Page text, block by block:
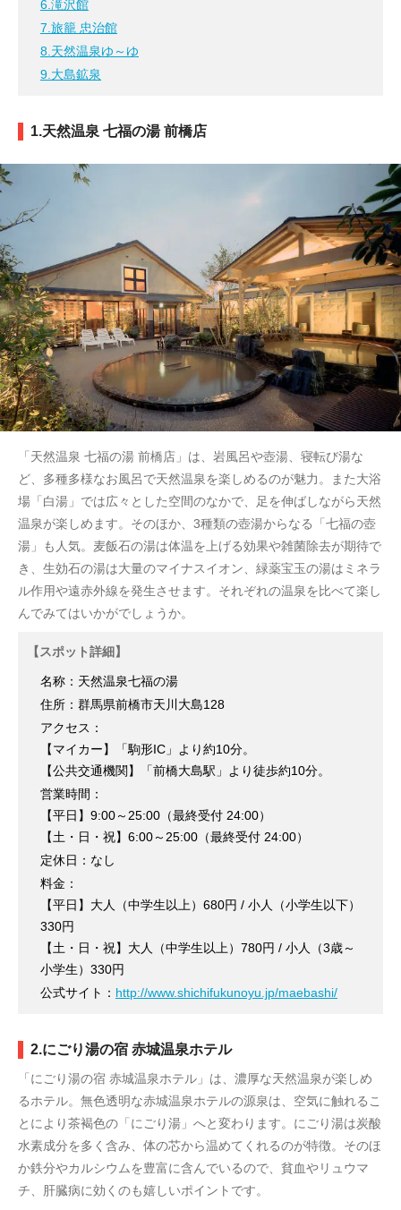
6.滝沢館
7.旅籠 忠治館
8.天然温泉ゆ～ゆ
9.大島鉱泉
1.天然温泉 七福の湯 前橋店
「天然温泉 七福の湯 前橋店」は、岩風呂や壺湯、寝転び湯な
ど、多種多様なお風呂で天然温泉を楽しめるのが魅力。また大浴
場「白湯」では広々とした空間のなかで、足を伸ばしながら天然
温泉が楽しめます。そのほか、3種類の壺湯からなる「七福の壺
湯」も人気。麦飯石の湯は体温を上げる効果や雑菌除去が期待で
き、生効石の湯は大量のマイナスイオン、緑薬宝玉の湯はミネラ
ル作用や遠赤外線を発生させます。それぞれの温泉を比べて楽し
んでみてはいかがでしょうか。
【スポット詳細】
名称：天然温泉七福の湯
住所：群馬県前橋市天川大島128
アクセス：
【マイカー】「駒形IC」より約10分。
【公共交通機関】「前橋大島駅」より徒歩約10分。
営業時間：
【平日】9:00～25:00（最終受付 24:00）
【土・日・祝】6:00～25:00（最終受付 24:00）
定休日：なし
料金：
【平日】大人（中学生以上）680円 / 小人（小学生以下）
330円
【土・日・祝】大人（中学生以上）780円 / 小人（3歳～
小学生）330円
公式サイト： http://www.shichifukunoyu.jp/maebashi/
2.にごり湯の宿 赤城温泉ホテル
「にごり湯の宿 赤城温泉ホテル」は、濃厚な天然温泉が楽しめ
るホテル。無色透明な赤城温泉ホテルの源泉は、空気に触れるこ
とにより茶褐色の「にごり湯」へと変わります。にごり湯は炭酸
水素成分を多く含み、体の芯から温めてくれるのが特徴。そのほ
か鉄分やカルシウムを豊富に含んでいるので、貧血やリュウマ
チ、肝臓病に効くのも嬉しいポイントです。